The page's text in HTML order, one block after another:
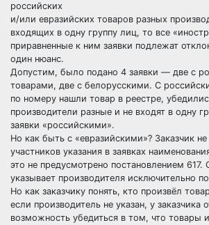
российских
и/или евразийских товаров разных
входящих в одну группу лиц, то все
приравненные к ним заявки подлежат
один нюанс.
Допустим, было подано 4 заявки — две с
товарами, две с белорусскими. С
по номеру нашли товар в реестре,
производители разные и не входят в одну
заявки «российскими».
Но как быть с «евразийскими»? Заказчик
участников указания в заявках
это не предусмотрено постановлением 617.
указывает производителя исключительно
Но как заказчику понять, кто произвёл
если производитель не указан, у заказчика
возможность убедиться в том, что товары